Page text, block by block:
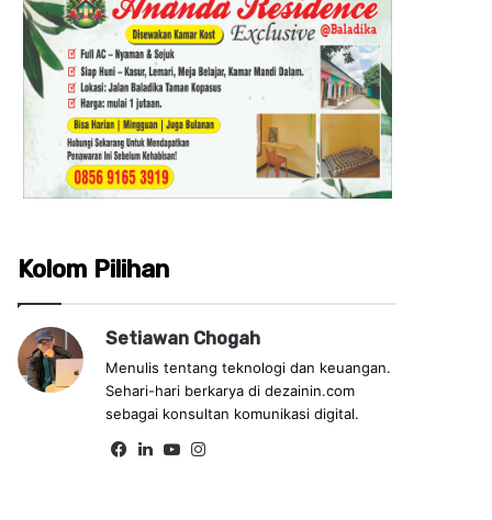
Kolom Pilihan
Setiawan Chogah
Menulis tentang teknologi dan keuangan.
Sehari-hari berkarya di dezainin.com
sebagai konsultan komunikasi digital.
Fa Lin Yo